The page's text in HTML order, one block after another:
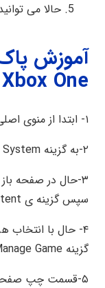
حالا می
آموزش
Xbox One
۱- ابتدا از منوی اصلی گزینه Settings را انتخاب کنید.
۲-به گزینه System رفته و از آنجا Storage را انتخاب کنید.
سپس گزینه ی View Content را انتخاب کنید.
گزینه Manage Game را انتخاب کنید.
۵-قسمت چپ صفحه Saved Data را بزنید.